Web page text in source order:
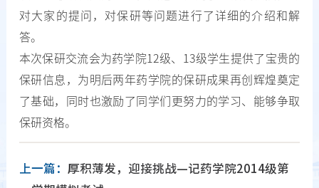
对大家的提问，对保研等问题进行了详细的介绍和解
答。
本次保研交流会为药学院12级、13级学生提供了宝贵的
保研信息，为明后两年药学院的保研成果再创辉煌奠定
了基础，同时也激励了同学们更努力的学习、能够争取
保研资格。
上一篇： 厚积薄发，迎接挑战—记药学院2014级第